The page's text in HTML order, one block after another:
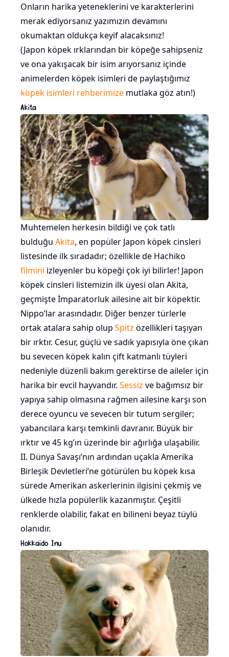
Onların harika yeteneklerini ve karakterlerini
merak ediyorsanız yazımızın devamını
okumaktan oldukça keyif alacaksınız!
(Japon köpek ırklarından bir köpeğe sahipseniz
ve ona yakışacak bir isim arıyorsanız içinde
animelerden köpek isimleri de paylaştığımız
köpek isimleri rehberimize mutlaka göz atın!)
Akita
Muhtemelen herkesin bildiği ve çok tatlı
bulduğu Akita, en popüler Japon köpek cinsleri
listesinde ilk sıradadır; özellikle de Hachiko
filmini izleyenler bu köpeği çok iyi bilirler! Japon
köpek cinsleri listemizin ilk üyesi olan Akita,
geçmişte İmparatorluk ailesine ait bir köpektir.
Nippo’lar arasındadır. Diğer benzer türlerle
ortak atalara sahip olup Spitz özellikleri taşıyan
bir ırktır. Cesur, güçlü ve sadık yapısıyla öne çıkan
bu sevecen köpek kalın çift katmanlı tüyleri
nedeniyle düzenli bakım gerektirse de aileler için
harika bir evcil hayvandır. Sessiz ve bağımsız bir
yapıya sahip olmasına rağmen ailesine karşı son
derece oyuncu ve sevecen bir tutum sergiler;
yabancılara karşı temkinli davranır. Büyük bir
ırktır ve 45 kg’ın üzerinde bir ağırlığa ulaşabilir.
II. Dünya Savaşı’nın ardından uçakla Amerika
Birleşik Devletleri’ne götürülen bu köpek kısa
sürede Amerikan askerlerinin ilgisini çekmiş ve
ülkede hızla popülerlik kazanmıştır. Çeşitli
renklerde olabilir, fakat en bilineni beyaz tüylü
olanıdır.
Hokkaido Inu